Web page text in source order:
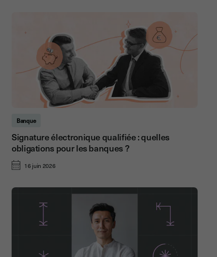
Banque
Signature électronique qualifiée : quelles
obligations pour les banques ?
16 juin 2026